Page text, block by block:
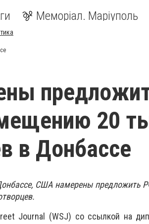
Меморіал. Маріуполь
20
в Донбассе
США намерены предложить
Journal (WSJ) со ссылкой на